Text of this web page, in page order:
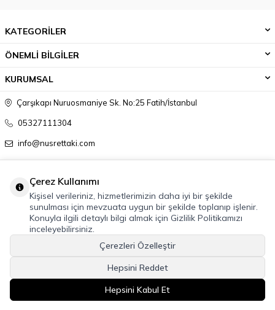
KATEGORİLER
ÖNEMLİ BİLGİLER
KURUMSAL
Çarşıkapı Nuruosmaniye Sk. No:25 Fatih/İstanbul
05327111304
info@nusrettaki.com
T-SoftE-TicaretSistemleriyle Hazırlanmıştır.
Çerez Kullanımı
Kişisel verileriniz, hizmetlerimizin daha iyi bir şekilde
sunulması için mevzuata uygun bir şekilde toplanıp işlenir.
Konuyla ilgili detaylı bilgi almak için Gizlilik Politikamızı
inceleyebilirsiniz.
Çerezleri Özelleştir
Hepsini Reddet
Hepsini Kabul Et